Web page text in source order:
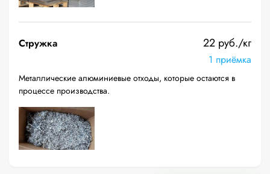
Стружка 22 руб./кг
1 приёмка
Металлические алюминиевые отходы, которые остаются в
процессе производства.